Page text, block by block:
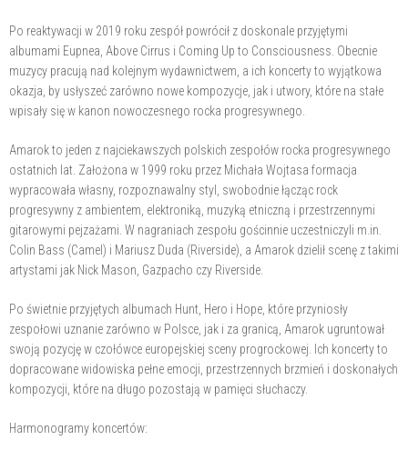
Po reaktywacji w 2019 roku zespół powrócił z doskonale przyjętymi
albumami Eupnea, Above Cirrus i Coming Up to Consciousness. Obecnie
muzycy pracują nad kolejnym wydawnictwem, a ich koncerty to wyjątkowa
okazja, by usłyszeć zarówno nowe kompozycje, jak i utwory, które na stałe
wpisały się w kanon nowoczesnego rocka progresywnego.
Amarok to jeden z najciekawszych polskich zespołów rocka progresywnego
ostatnich lat. Założona w 1999 roku przez Michała Wojtasa formacja
wypracowała własny, rozpoznawalny styl, swobodnie łącząc rock
progresywny z ambientem, elektroniką, muzyką etniczną i przestrzennymi
gitarowymi pejzażami. W nagraniach zespołu gościnnie uczestniczyli m.in.
Colin Bass (Camel) i Mariusz Duda (Riverside), a Amarok dzielił scenę z takimi
artystami jak Nick Mason, Gazpacho czy Riverside.
Po świetnie przyjętych albumach Hunt, Hero i Hope, które przyniosły
zespołowi uznanie zarówno w Polsce, jak i za granicą, Amarok ugruntował
swoją pozycję w czołówce europejskiej sceny progrockowej. Ich koncerty to
dopracowane widowiska pełne emocji, przestrzennych brzmień i doskonałych
kompozycji, które na długo pozostają w pamięci słuchaczy.
Harmonogramy koncertów: